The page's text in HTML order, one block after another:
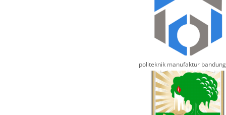
politeknik manufaktur bandung